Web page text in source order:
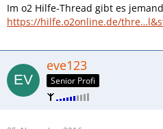
Im o2 Hilfe-Thread gibt es
https://hilfe.o2online.de/
eve123
Senior Profi